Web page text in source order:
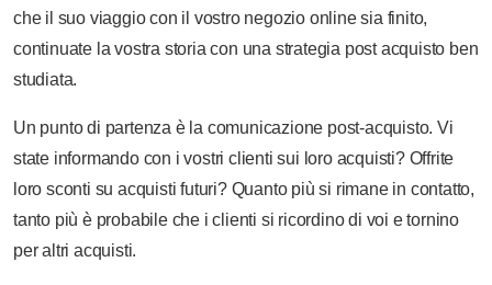
che il suo viaggio con il vostro negozio online sia finito,
continuate la vostra storia con una strategia post acquisto ben
studiata.
Un punto di partenza è la comunicazione post-acquisto. Vi
state informando con i vostri clienti sui loro acquisti? Offrite
loro sconti su acquisti futuri? Quanto più si rimane in contatto,
tanto più è probabile che i clienti si ricordino di voi e tornino
per altri acquisti.